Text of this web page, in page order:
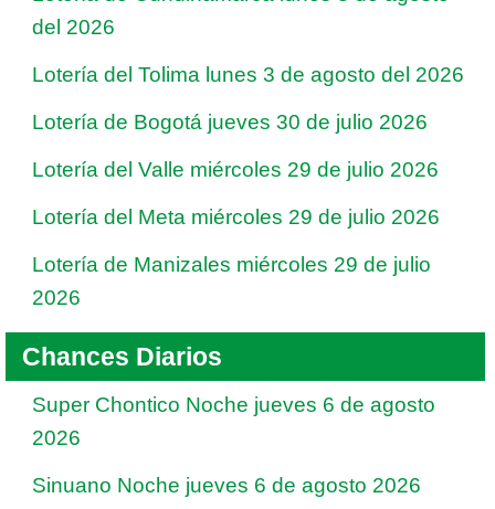
del 2026
Lotería del Tolima lunes 3 de agosto del 2026
Lotería de Bogotá jueves 30 de julio 2026
Lotería del Valle miércoles 29 de julio 2026
Lotería del Meta miércoles 29 de julio 2026
Lotería de Manizales miércoles 29 de julio
2026
Chances Diarios
Super Chontico Noche jueves 6 de agosto
2026
Sinuano Noche jueves 6 de agosto 2026